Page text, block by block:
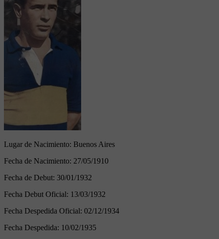
Lugar de Nacimiento: Buenos Aires
Fecha de Nacimiento: 27/05/1910
Fecha de Debut: 30/01/1932
Fecha Debut Oficial: 13/03/1932
Fecha Despedida Oficial: 02/12/1934
Fecha Despedida: 10/02/1935